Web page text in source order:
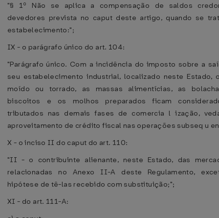
"§ 1º Não se aplica a compensação de saldos
devedores prevista no caput deste artigo, quando se
estabelecimento:";
IX - o parágrafo único do art. 104:
"Parágrafo único. Com a incidência do imposto sobre a
seu estabelecimento industrial, localizado neste Estado,
moído ou torrado, as massas alimentícias, as
biscoitos e os molhos preparados ficam
tributados nas demais fases de comercia l ização,
aproveitamento de crédito fiscal nas operações subseq u
X - o inciso II do caput do art. 110:
"II - o contribuinte alienante, neste Estado, das
relacionadas no Anexo II-A deste Regulamento,
hipótese de tê-las recebido com substituição;";
XI - do art. 111-A: